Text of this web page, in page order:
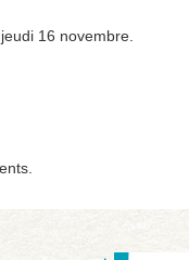
16 novembre.